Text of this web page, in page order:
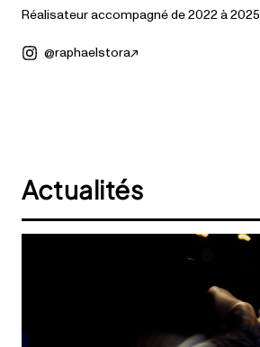
Réalisateur accompagné de 2022 à 2025
@raphaelstora
Actualités